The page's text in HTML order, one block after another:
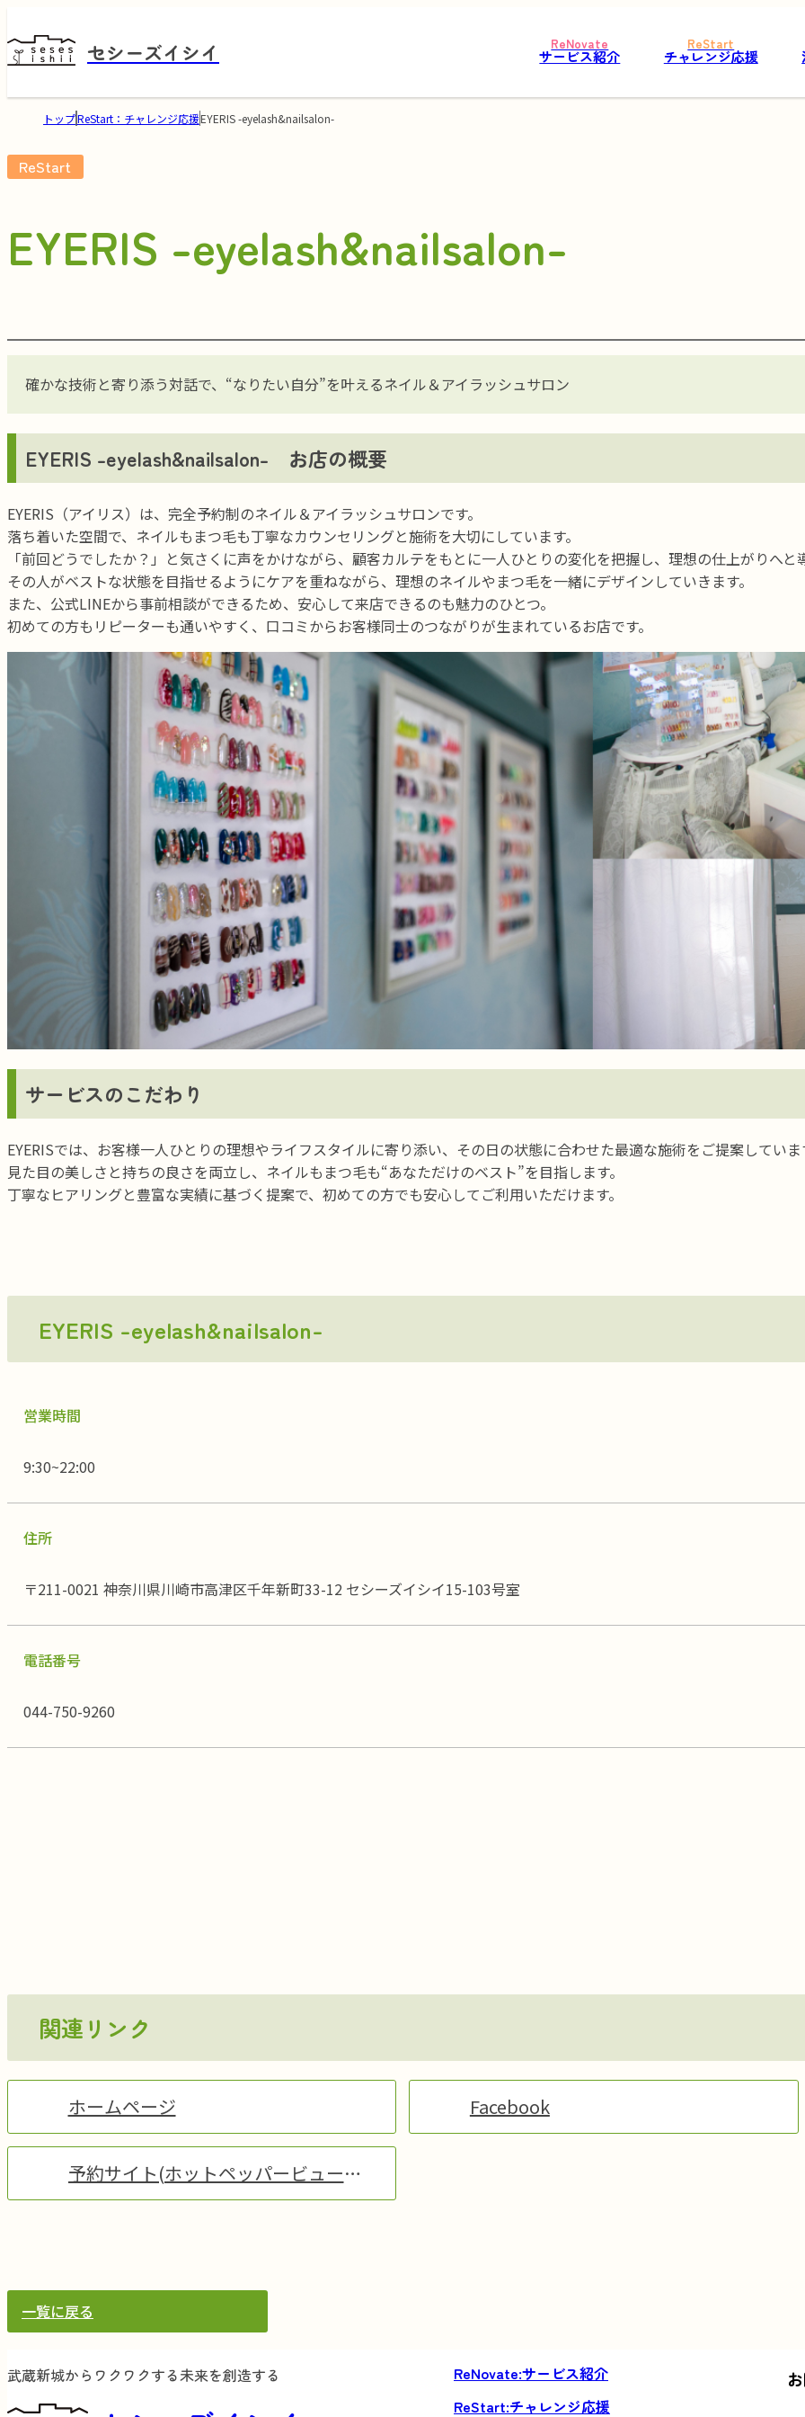
セシーズイシイ サービス紹介 チャレンジ応援
トップReStart：チャレンジ応援EYERIS -eyelash&nailsalon-
ReStart
EYERIS -eyelash&nailsalon-
確かな技術と寄り添う対話で、“なりたい自分”を叶えるネイル＆アイラッシュサロン
EYERIS -eyelash&nailsalon- お店の概要
EYERIS（アイリス）は、完全予約制のネイル＆アイラッシュサロンです。
落ち着いた空間で、ネイルもまつ毛も丁寧なカウンセリングと施術を大切にしています。
「前回どうでしたか？」と気さくに声をかけながら、顧客カルテをもとに一人ひとりの変化を把握し、理想の仕上がりへと
その人がベストな状態を目指せるようにケアを重ねながら、理想のネイルやまつ毛を一緒にデザインしていきます。
また、公式LINEから事前相談ができるため、安心して来店できるのも魅力のひとつ。
初めての方もリピーターも通いやすく、口コミからお客様同士のつながりが生まれているお店です。
サービスのこだわり
EYERISでは、お客様一人ひとりの理想やライフスタイルに寄り添い、その日の状態に合わせた最適な施術をご提案していま
見た目の美しさと持ちの良さを両立し、ネイルもまつ毛も“あなただけのベスト”を目指します。
丁寧なヒアリングと豊富な実績に基づく提案で、初めての方でも安心してご利用いただけます。
EYERIS -eyelash&nailsalon-
営業時間
9:30~22:00
住所
〒211-0021 神奈川県川崎市高津区千年新町33-12 セシーズイシイ15-103号室
電話番号
044-750-9260
関連リンク
ホームページ Facebook
予約サイト(ホットペッパービューテ
ィー)
一覧に戻る
武蔵新城からワクワクする未来を創造する
サービス紹介
チャレンジ応援